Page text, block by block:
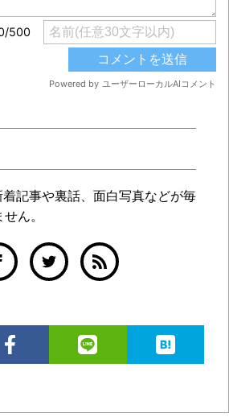
記事や裏話、面白写真などが毎
ん。